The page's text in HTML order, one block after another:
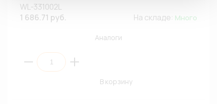
WL-331002L
1 686.71 руб.
На складе: Много
Аналоги
В корзину